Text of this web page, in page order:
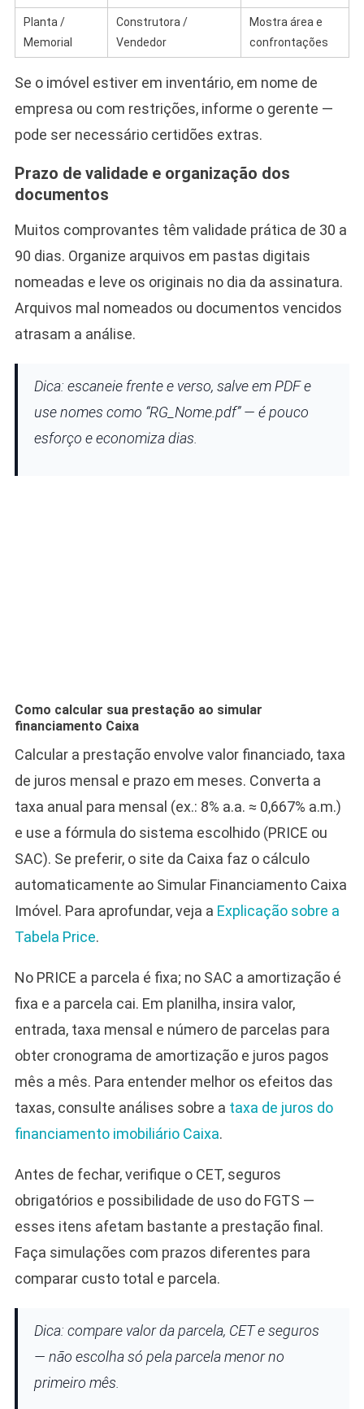
Planta /
Memorial
Construtora /
Vendedor
Mostra área e
confrontações
Se o imóvel estiver em inventário, em nome de
empresa ou com restrições, informe o gerente —
pode ser necessário certidões extras.
Prazo de validade e organização dos
documentos
Muitos comprovantes têm validade prática de 30 a
90 dias. Organize arquivos em pastas digitais
nomeadas e leve os originais no dia da assinatura.
Arquivos mal nomeados ou documentos vencidos
atrasam a análise.
Dica: escaneie frente e verso, salve em PDF e
use nomes como “RG_Nome.pdf” — é pouco
esforço e economiza dias.
Como calcular sua prestação ao simular
financiamento Caixa
Calcular a prestação envolve valor financiado, taxa
de juros mensal e prazo em meses. Converta a
taxa anual para mensal (ex.: 8% a.a. ≈ 0,667% a.m.)
e use a fórmula do sistema escolhido (PRICE ou
SAC). Se preferir, o site da Caixa faz o cálculo
automaticamente ao Simular Financiamento Caixa
Imóvel. Para aprofundar, veja a Explicação sobre a
Tabela Price.
No PRICE a parcela é fixa; no SAC a amortização é
fixa e a parcela cai. Em planilha, insira valor,
entrada, taxa mensal e número de parcelas para
obter cronograma de amortização e juros pagos
mês a mês. Para entender melhor os efeitos das
taxas, consulte análises sobre a taxa de juros do
financiamento imobiliário Caixa.
Antes de fechar, verifique o CET, seguros
obrigatórios e possibilidade de uso do FGTS —
esses itens afetam bastante a prestação final.
Faça simulações com prazos diferentes para
comparar custo total e parcela.
Dica: compare valor da parcela, CET e seguros
— não escolha só pela parcela menor no
primeiro mês.